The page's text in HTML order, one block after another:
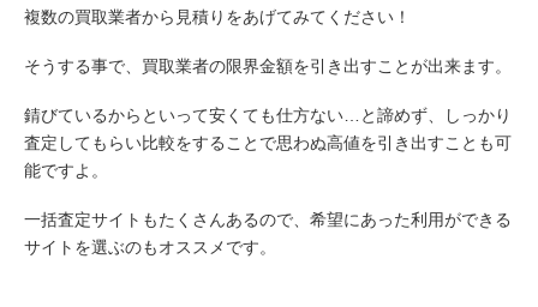
複数の買取業者から見積りをあげてみてください！
そうする事で、買取業者の限界金額を引き出すことが出来ます。
錆びているからといって安くても仕方ない…と諦めず、しっかり
査定してもらい比較をすることで思わぬ高値を引き出すことも可
能ですよ。
一括査定サイトもたくさんあるので、希望にあった利用ができる
サイトを選ぶのもオススメです。